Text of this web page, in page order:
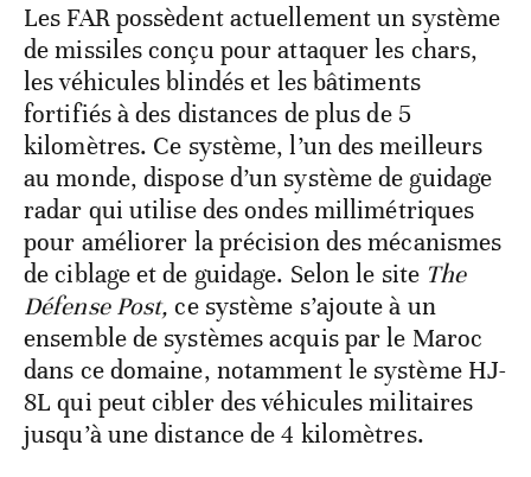
Les FAR possèdent actuellement un système
de missiles conçu pour attaquer les chars,
les véhicules blindés et les bâtiments
fortifiés à des distances de plus de 5
kilomètres. Ce système, l’un des meilleurs
au monde, dispose d’un système de guidage
radar qui utilise des ondes millimétriques
pour améliorer la précision des mécanismes
de ciblage et de guidage. Selon le site The
Défense Post, ce système s’ajoute à un
ensemble de systèmes acquis par le Maroc
dans ce domaine, notamment le système HJ-
8L qui peut cibler des véhicules militaires
jusqu’à une distance de 4 kilomètres.